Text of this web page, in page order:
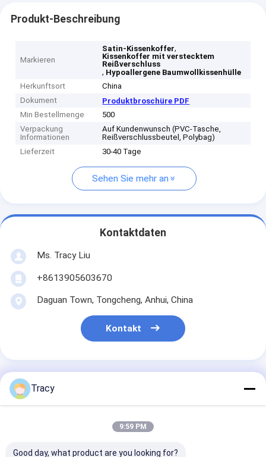
Produkt-Beschreibung
Markieren
Satin-Kissenkoffer,
Kissenkoffer mit verstecktem
Reißverschluss
, Hypoallergene Baumwollkissenhülle
Herkunftsort
China
Dokument
Produktbroschüre PDF
Min Bestellmenge
500
Verpackung
Informationen
Auf Kundenwunsch (PVC-Tasche,
Reißverschlussbeutel, Polybag)
Lieferzeit
30-40 Tage
Sehen Sie mehr an
Kontaktdaten
Ms. Tracy Liu
+8613905603670
Daguan Town, Tongcheng, Anhui, China
Kontakt
Erhalten Sie Den Besten Preis Für
Hypoallergene Satin-
verstecktem
Tracy
9:59 PM
Good day, what product are you looking for?